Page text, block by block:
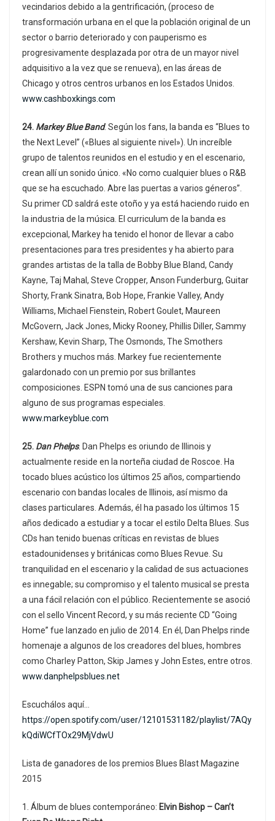
vecindarios debido a la gentrificación, (proceso de
transformación urbana en el que la población original de un
sector o barrio deteriorado y con pauperismo es
progresivamente desplazada por otra de un mayor nivel
adquisitivo a la vez que se renueva), en las áreas de
Chicago y otros centros urbanos en los Estados Unidos.
www.cashboxkings.com
24. Markey Blue Band. Según los fans, la banda es “Blues to
the Next Level” («Blues al siguiente nivel»). Un increíble
grupo de talentos reunidos en el estudio y en el escenario,
crean allí un sonido único. «No como cualquier blues o R&B
que se ha escuchado. Abre las puertas a varios géneros”.
Su primer CD saldrá este otoño y ya está haciendo ruido en
la industria de la música. El curriculum de la banda es
excepcional, Markey ha tenido el honor de llevar a cabo
presentaciones para tres presidentes y ha abierto para
grandes artistas de la talla de Bobby Blue Bland, Candy
Kayne, Taj Mahal, Steve Cropper, Anson Funderburg, Guitar
Shorty, Frank Sinatra, Bob Hope, Frankie Valley, Andy
Williams, Michael Fienstein, Robert Goulet, Maureen
McGovern, Jack Jones, Micky Rooney, Phillis Diller, Sammy
Kershaw, Kevin Sharp, The Osmonds, The Smothers
Brothers y muchos más. Markey fue recientemente
galardonado con un premio por sus brillantes
composiciones. ESPN tomó una de sus canciones para
alguno de sus programas especiales.
www.markeyblue.com
25. Dan Phelps. Dan Phelps es oriundo de Illinois y
actualmente reside en la norteña ciudad de Roscoe. Ha
tocado blues acústico los últimos 25 años, compartiendo
escenario con bandas locales de Illinois, así mismo da
clases particulares. Además, él ha pasado los últimos 15
años dedicado a estudiar y a tocar el estilo Delta Blues. Sus
CDs han tenido buenas críticas en revistas de blues
estadounidenses y británicas como Blues Revue. Su
tranquilidad en el escenario y la calidad de sus actuaciones
es innegable; su compromiso y el talento musical se presta
a una fácil relación con el público. Recientemente se asoció
con el sello Vincent Record, y su más reciente CD “Going
Home” fue lanzado en julio de 2014. En él, Dan Phelps rinde
homenaje a algunos de los creadores del blues, hombres
como Charley Patton, Skip James y John Estes, entre otros.
www.danphelpsblues.net
Escuchálos aquí…
https://open.spotify.com/user/12101531182/playlist/7AQy
kQdiWCfTOx29MjVdwU
Lista de ganadores de los premios Blues Blast Magazine
2015
1. Álbum de blues contemporáneo: Elvin Bishop – Can’t